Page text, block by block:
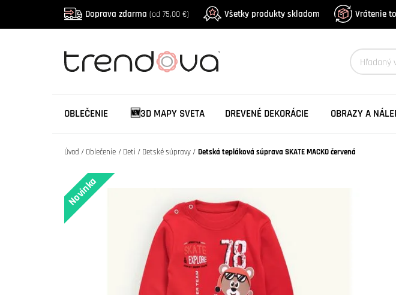
Doprava zdarma (od 75,00 €) Všetky produkty skladom Vrátenie
OBLEČENIE 🆕3D MAPY SVETA DREVENÉ DEKORÁCIE OBRAZY A
Úvod Oblečenie Deti Detské súpravy Detská tepláková súprava SKATE MACKO červená
Novinka